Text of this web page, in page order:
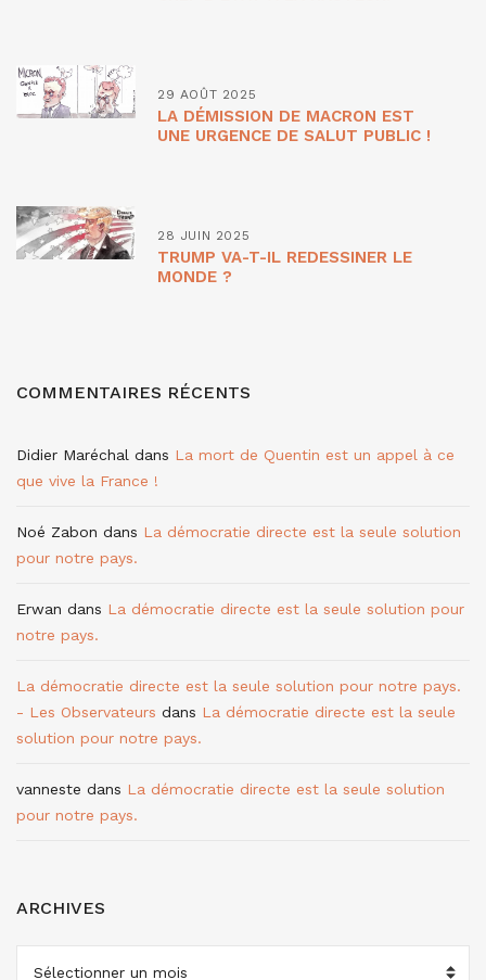
29 AOÛT 2025
LA DÉMISSION DE MACRON EST
UNE URGENCE DE SALUT PUBLIC !
28 JUIN 2025
TRUMP VA-T-IL REDESSINER LE
MONDE ?
COMMENTAIRES RÉCENTS
Didier Maréchal dans La mort de Quentin est un appel à ce
que vive la France !
Noé Zabon dans La démocratie directe est la seule solution
pour notre pays.
Erwan dans La démocratie directe est la seule solution pour
notre pays.
La démocratie directe est la seule solution pour notre pays.
- Les Observateurs dans La démocratie directe est la seule
solution pour notre pays.
vanneste dans La démocratie directe est la seule solution
pour notre pays.
ARCHIVES
ARCHIVES